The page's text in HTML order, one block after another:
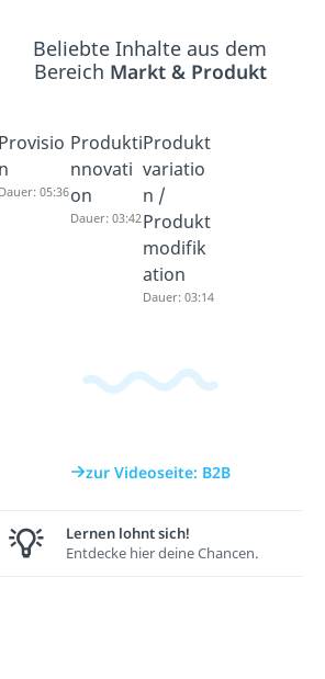
Beliebte Inhalte aus dem
Bereich Markt & Produkt
Provisio
n
Dauer: 05:36
Produkti
nnovati
on
Dauer: 03:42
Produkt
variatio
n /
Produkt
modifik
ation
Dauer: 03:14
zur Videoseite: B2B
Lernen lohnt sich!
Entdecke hier deine Chancen.